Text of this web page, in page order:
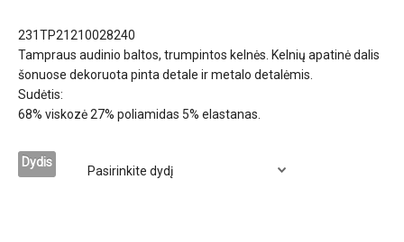
231TP21210028240
Tampraus audinio baltos, trumpintos kelnės. Kelnių apatinė dalis
šonuose dekoruota pinta detale ir metalo detalėmis.
Sudėtis:
68% viskozė 27% poliamidas 5% elastanas.
Dydis